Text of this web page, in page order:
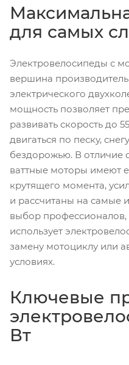
для самых
Электровелосипеды с
вершина
электрического
мощность позволяет
развивать скорость до
двигаться по песку,
бездорожью. В отличие
ваттные моторы имеют
крутящего момента,
и рассчитаны на самые
выбор профессионалов,
использует
замену мотоциклу или
условиях.
Ключевые
Вт